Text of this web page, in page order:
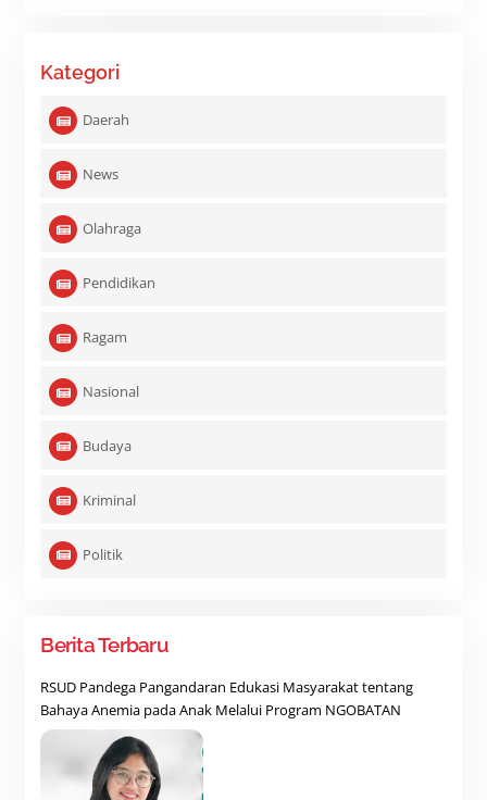
Kategori
Daerah
News
Olahraga
Pendidikan
Ragam
Nasional
Budaya
Kriminal
Politik
Berita Terbaru
RSUD Pandega Pangandaran Edukasi Masyarakat tentang
Bahaya Anemia pada Anak Melalui Program NGOBATAN